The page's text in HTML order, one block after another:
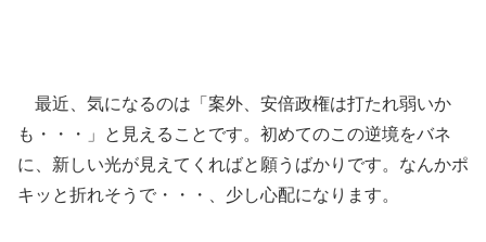
最近、気になるのは「案外、安倍政権は打たれ弱いか
も・・・」と見えることです。初めてのこの逆境をバネ
に、新しい光が見えてくればと願うばかりです。なんかポ
キッと折れそうで・・・、少し心配になります。